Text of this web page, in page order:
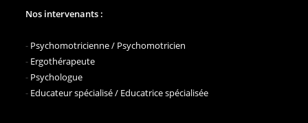
Nos intervenants :
- Psychomotricienne / Psychomotricien
- Ergothérapeute
- Psychologue
- Educateur spécialisé / Educatrice spécialisée